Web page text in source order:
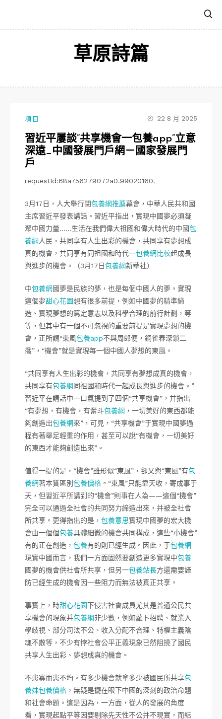
主
草原詩篇
項目 22 8 月 2025
習近平屢談“共享機會一包養app”立意
深遠_中國發展門戶網－國家發展門
戶
requestId:68a756279072a0.99020160.
3月17日，人大舉行閉包養網推薦幕會，中華人民共和國
主席習近平發表講話。習近平指出，實現中國夢必須凝
聚中國力量……生活在我們偉大祖國和偉大時代的中國包
養網人民，共同享有人生出彩的機會，共同享有夢想成
真的機會，共同享有同祖國和時代一包養網比較起成長
與進步的機會。（3月17日包養網新華社）
中包養網國夢是民族的夢，也是每個中國人的夢。實現
這個夢甜心花園想有很多前提，例如中國夢的精準締
造、實現夢想的篤定意志以及科學合理的前行計劃，等
等，但其中有一個不可忽視的重要前提是實現夢想的機
會，正所謂“東風包養app不與周郎便，銅雀春深鎖二
喬”，“機會”就是實現每一個中國人夢想的東風。
“共同享有人生出彩的機會，共同享有夢想成真的機會，
共同享有包養網同祖國和時代一起成長與進步的機會。”
習近平在講話中一口氣提到了四個“共享機會”，并指出
“有夢想，有機會，有奮斗包養網 ，一切美好的東西都能
夠創造出包養網來”，可見，“共享機會”于實現中國夢過
程有著舉足輕重的作用，甚至可以說“有機會，一切美好
的東西才能夠創造出來”。
值得一提的是，“機會”雖形似“東風”，卻又與“東風”有包
養網著本質區別 包養價格 。“東風”只能靠天收，寄成事于
天，但習近平所講到的“機會”則事在人為——這個“機會”
完全可以通過全社會的共同努力締造出來，并被全社會
所共享。更得指出的是， 包養意思實現中國夢的宏大機
會由一個個包養具體細微的機會共同構成，這些“小機會”
有的正在創造， 包養有的則已經生成。因此，于包養網
現實中國而言，我們一方面固然要創造更多實現中包養
國夢的機會供社會所共享，但另一包養站長方還需要謹
防已經生成的機會因一些阻力而無法被真正共享。
事實上，時甜心花園下侵害社會成員尤其是普通公民共
享機會的現象并包養網非少數，例如蘿卜招聘、就業入
學歧視、部分司法不公、收入分配不合理、特權主義陰
魂不散等，不少有悖社會公平正義現象已然阻撓了國民
共享人生出彩、夢想成真的機會。
不患寡而患不均。有多少機會就拿多少被國民所共享包
養妹包養價格 ，無疑是擺在眼下中國的深刻的政治命題
和社會命題。這是因為，一方面，從人的發展的角度
看，實現起點平等因要剔除先天性不公并不現實，而結